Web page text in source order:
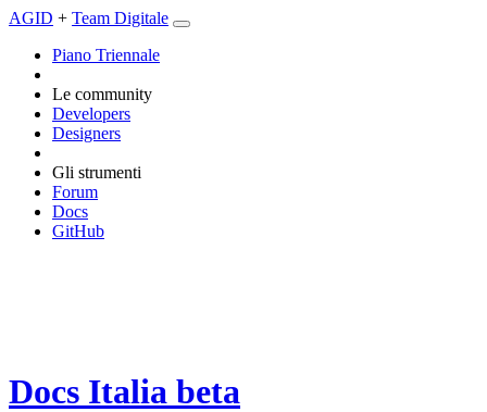
AGID + Team Digitale
Piano Triennale
Le community
Developers
Designers
Gli strumenti
Forum
Docs
GitHub
Docs Italia beta